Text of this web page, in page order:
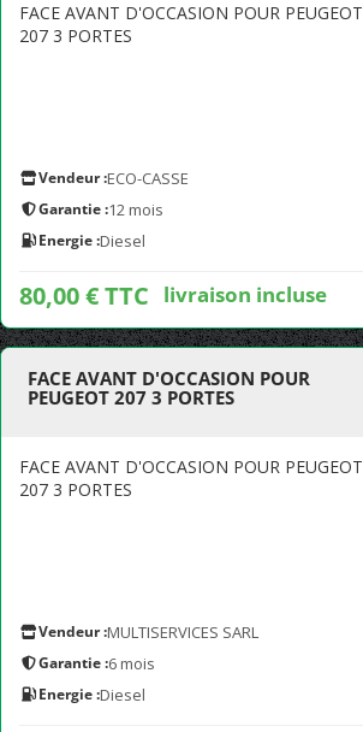
FACE AVANT D'OCCASION POUR PEUGEOT
207 3 PORTES
Vendeur :ECO-CASSE
Garantie :12 mois
Energie :Diesel
80,00 € TTC livraison incluse
FACE AVANT D'OCCASION POUR
PEUGEOT 207 3 PORTES
FACE AVANT D'OCCASION POUR PEUGEOT
207 3 PORTES
Vendeur :MULTISERVICES SARL
Garantie :6 mois
Energie :Diesel